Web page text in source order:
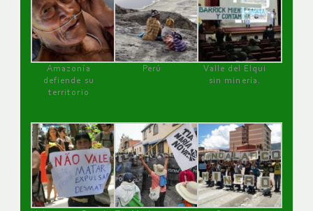
Amazonía
defiende su
territorio
Perú
Valle del Elqui
sin minería.